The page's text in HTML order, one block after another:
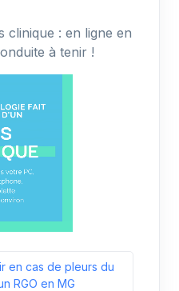
clinique : en ligne en
à tenir !
en cas de pleurs du
RGO en MG